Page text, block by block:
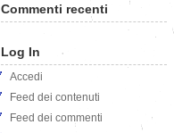
Commenti recenti
Log In
Accedi
Feed dei contenuti
Feed dei commenti